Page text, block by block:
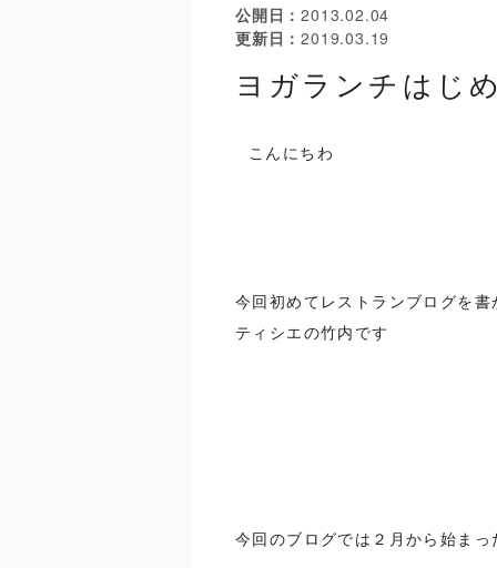
公開日
2013.02.04
更新日
2019.03.19
ヨガランチはじ
こんにちわ
今回初めてレストランブログを
ティシエの竹内です
今回のブログでは２月から始ま